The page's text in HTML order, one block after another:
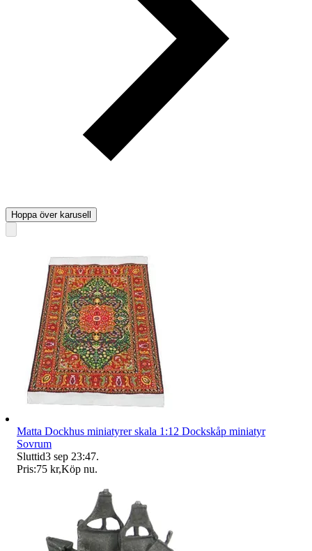
Hoppa över karusell
Matta Dockhus miniatyrer skala 1:12 Dockskåp miniatyr
Sovrum
Sluttid3 sep 23:47.
Pris:75 kr,Köp nu.